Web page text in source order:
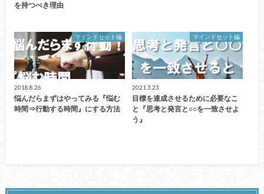
を持つべき理由
マインドセット編
2018.8.26
悩んだらまずはやってみる『悩む
時間⇒行動する時間』にする方法
マインドセット編
2021.3.23
目標を達成させるために必要なこ
と『思考と発言と○○を一致させよ
う』